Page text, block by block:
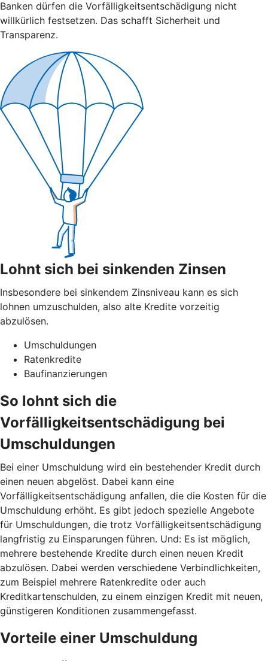
Banken dürfen die Vorfälligkeitsentschädigung nicht
willkürlich festsetzen. Das schafft Sicherheit und
Transparenz.
Lohnt sich bei sinkenden Zinsen
Insbesondere bei sinkendem Zinsniveau kann es sich
lohnen umzuschulden, also alte Kredite vorzeitig
abzulösen.
Umschuldungen
Ratenkredite
Baufinanzierungen
So lohnt sich die
Vorfälligkeitsentschädigung bei
Umschuldungen
Bei einer Umschuldung wird ein bestehender Kredit durch
einen neuen abgelöst. Dabei kann eine
Vorfälligkeitsentschädigung anfallen, die die Kosten für die
Umschuldung erhöht. Es gibt jedoch spezielle Angebote
für Umschuldungen, die trotz Vorfälligkeitsentschädigung
langfristig zu Einsparungen führen. Und: Es ist möglich,
mehrere bestehende Kredite durch einen neuen Kredit
abzulösen. Dabei werden verschiedene Verbindlichkeiten,
zum Beispiel mehrere Ratenkredite oder auch
Kreditkartenschulden, zu einem einzigen Kredit mit neuen,
günstigeren Konditionen zusammengefasst.
Vorteile einer Umschuldung